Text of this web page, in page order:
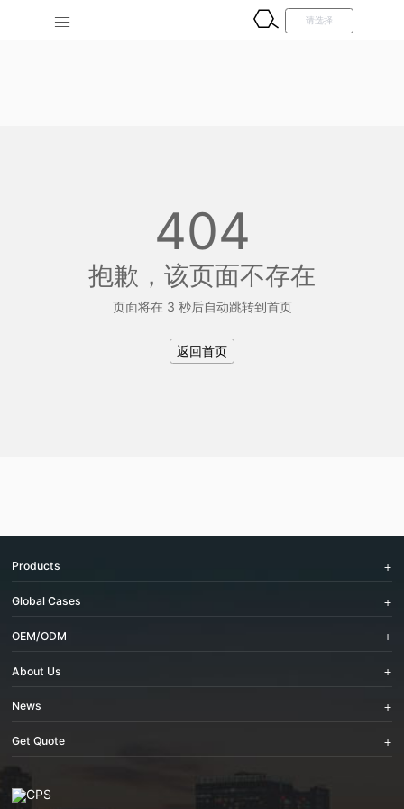
404
抱歉，该页面不存在
页面将在 3 秒后自动跳转到首页
返回首页
Products
Global Cases
OEM/ODM
About Us
News
Get Quote